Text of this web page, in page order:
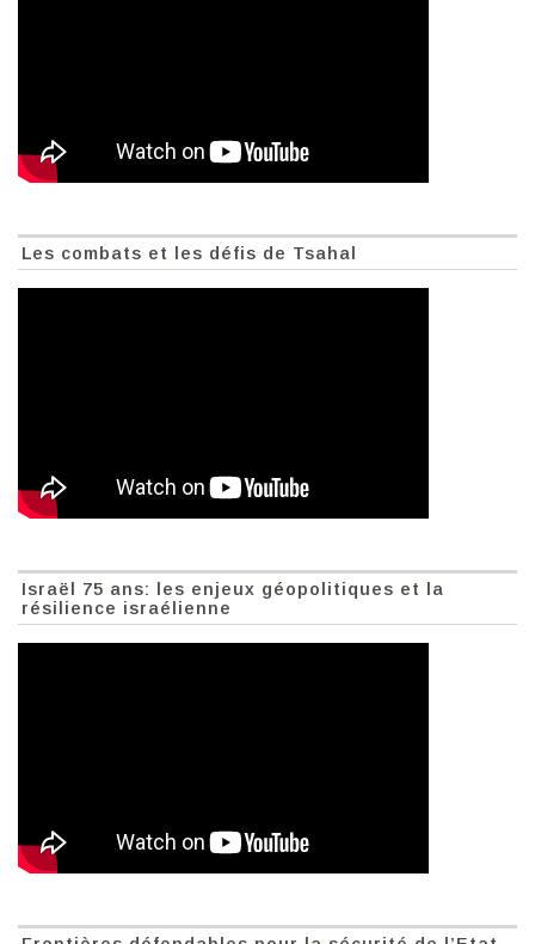
Les combats et les défis de Tsahal
Israël 75 ans: les enjeux géopolitiques et la
résilience israélienne